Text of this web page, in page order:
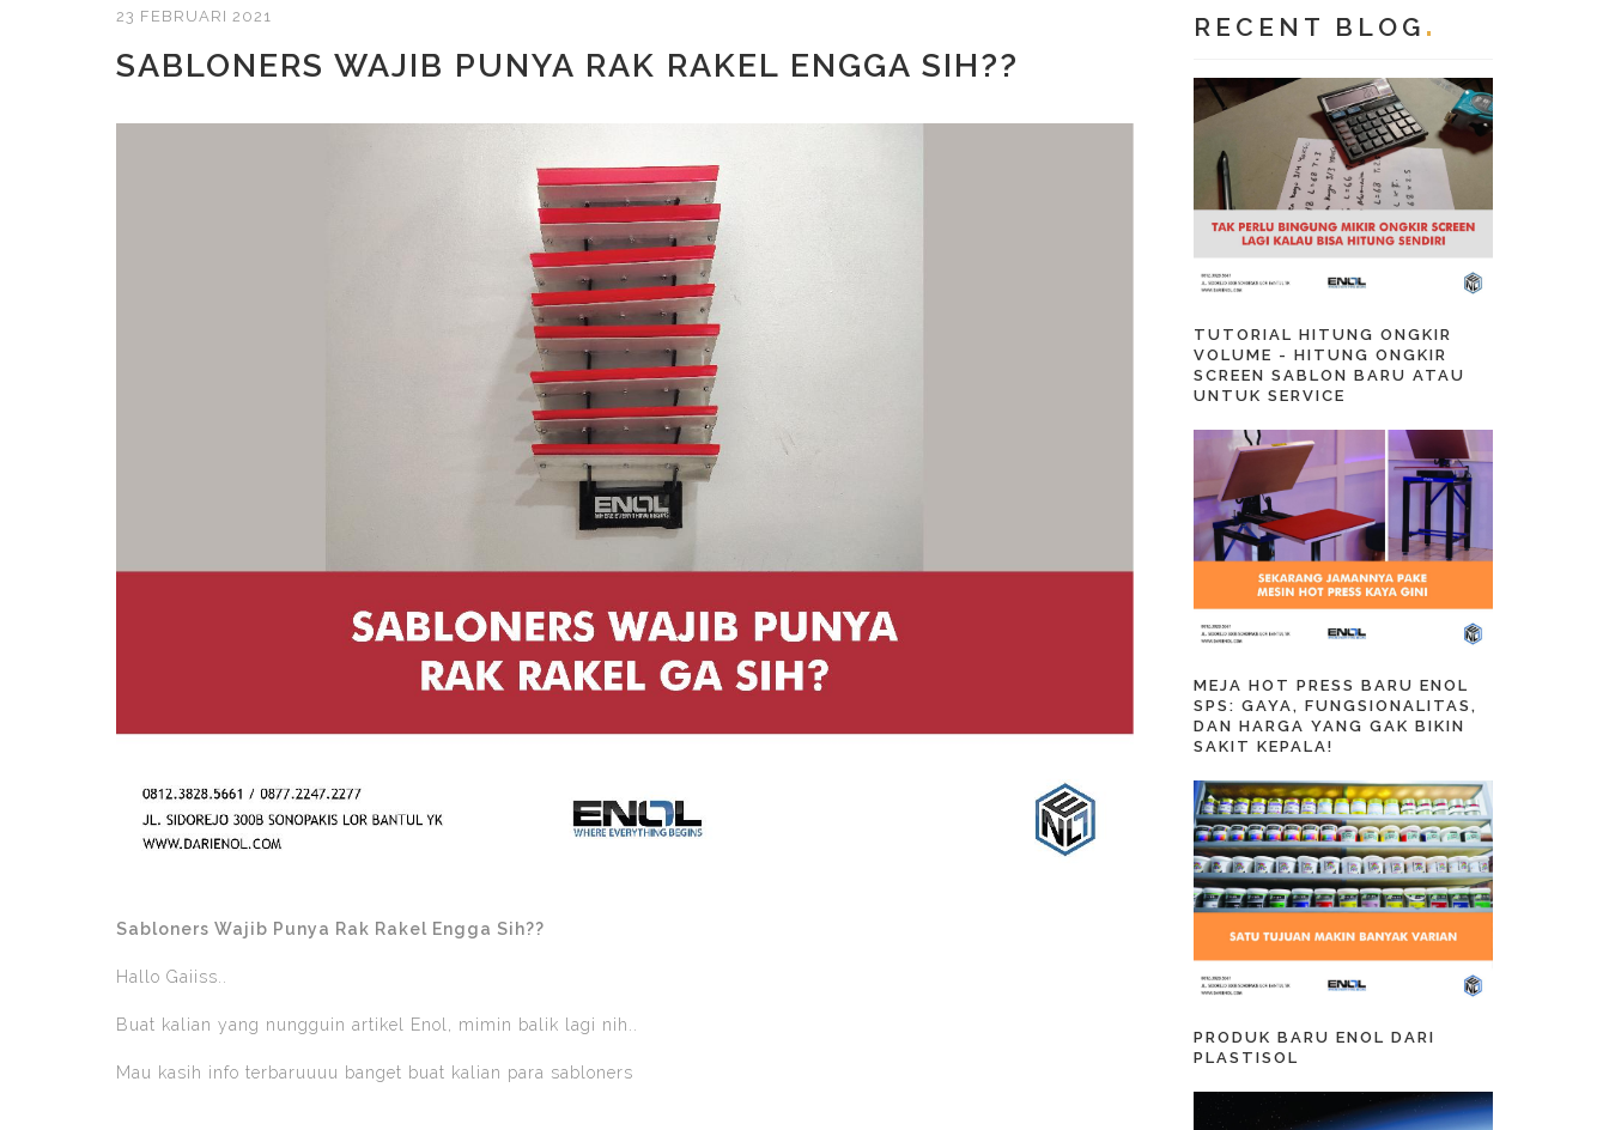
23 FEBRUARI 2021
SABLONERS WAJIB PUNYA RAK RAKEL ENGGA SIH??
Sabloners Wajib Punya Rak Rakel Engga Sih??
Hallo Gaiiss..
Buat kalian yang nungguin artikel Enol, mimin balik lagi nih..
Mau kasih info terbaruuuu banget buat kalian para sabloners
RECENT BLOG
TUTORIAL HITUNG ONGKIR
VOLUME - HITUNG ONGKIR
SCREEN SABLON BARU ATAU
UNTUK SERVICE
MEJA HOT PRESS BARU ENOL
SPS: GAYA, FUNGSIONALITAS,
DAN HARGA YANG GAK BIKIN
SAKIT KEPALA!
PRODUK BARU ENOL DARI
PLASTISOL